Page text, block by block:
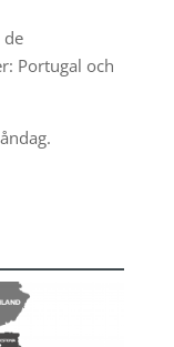
de
Portugal och